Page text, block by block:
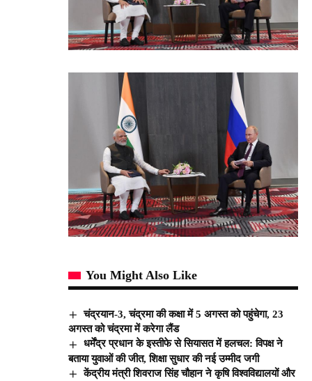
You Might Also Like
चंद्रयान-3, चंद्रमा की कक्षा में 5 अगस्त को पहुंचेगा, 23
अगस्त को चंद्रमा में करेगा लैंड
धर्मेंद्र प्रधान के इस्तीफे से सियासत में हलचल: विपक्ष ने
बताया युवाओं की जीत, शिक्षा सुधार की नई उम्मीद जगी
केंद्रीय मंत्री शिवराज सिंह चौहान ने कृषि विश्वविद्यालयों और